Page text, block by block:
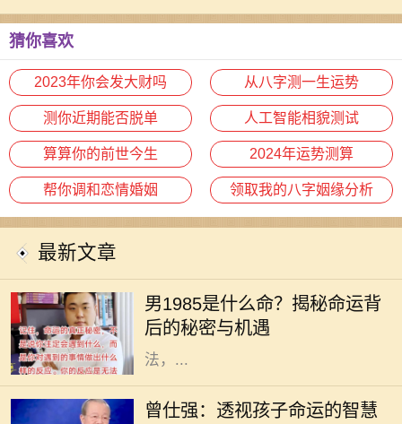
猜你喜欢
2023年你会发大财吗 从八字测一生运势
测你近期能否脱单 人工智能相貌测试
算算你的前世今生 2024年运势测算
帮你调和恋情婚姻 领取我的八字姻缘分析
最新文章
男1985是什么命？揭秘命运背
后的秘密与机遇
人入胜的话题。其中，出生于1985年
的男性，其命理特征更是备受关注。
许多人对命运有着不同的理解与看
法，...
曾仕强：透视孩子命运的智慧
在当今社会，父母们对孩子的教育充
满了期待与忧虑。曾仕强教授作为著
名的国学大师，他对孩子命运的分